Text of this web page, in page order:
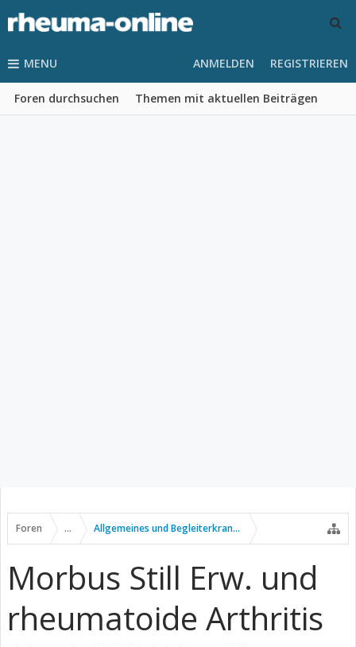
MENU
Foren durchsuchen Themen mit aktuellen Beiträgen
ANMELDEN REGISTRIEREN
Foren ... Allgemeines und Begleiterkrankungen
Morbus Still Erw. und
rheumatoide Arthritis